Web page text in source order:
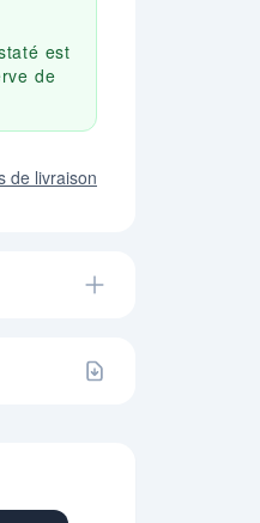
est
de
de livraison